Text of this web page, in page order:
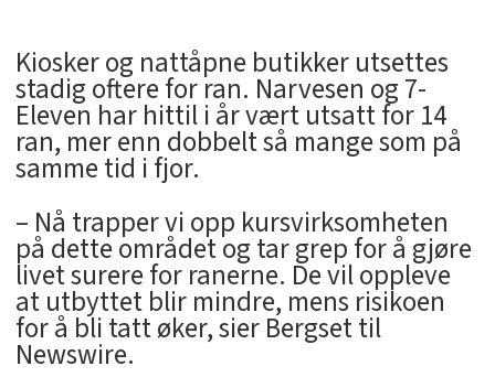
Kiosker og nattåpne butikker utsettes
stadig oftere for ran. Narvesen og 7-
Eleven har hittil i år vært utsatt for 14
ran, mer enn dobbelt så mange som på
samme tid i fjor.
– Nå trapper vi opp kursvirksomheten
på dette området og tar grep for å gjøre
livet surere for ranerne. De vil oppleve
at utbyttet blir mindre, mens risikoen
for å bli tatt øker, sier Bergset til
Newswire.